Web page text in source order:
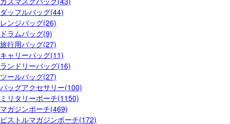
ダッフルバッグ(44)
レンジバッグ(26)
ドラムバッグ(9)
旅行用バッグ(27)
キャリーバッグ(11)
ランドリーバッグ(16)
ツールバッグ(27)
バッグアクセサリー(100)
ミリタリーポーチ(1150)
マガジンポーチ(469)
ピストルマガジンポーチ(172)